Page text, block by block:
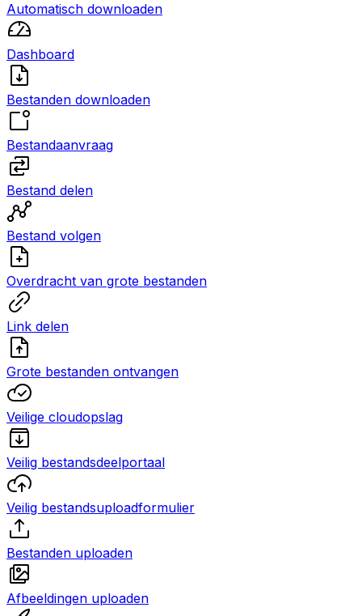
Automatisch downloaden
Dashboard
Bestanden downloaden
Bestandaanvraag
Bestand delen
Bestand volgen
Overdracht van grote bestanden
Link delen
Grote bestanden ontvangen
Veilige cloudopslag
Veilig bestandsdeelportaal
Veilig bestandsuploadformulier
Bestanden uploaden
Afbeeldingen uploaden